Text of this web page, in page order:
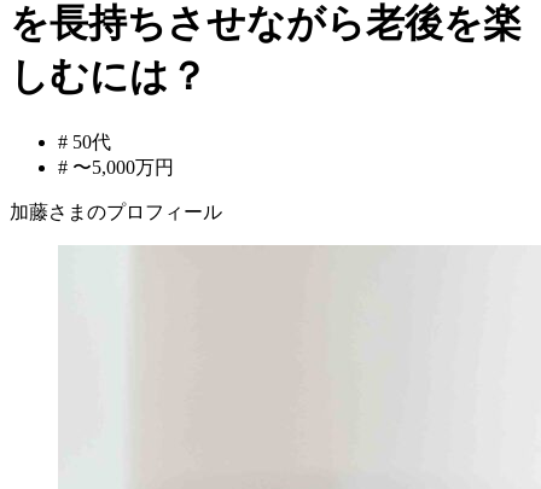
を長持ちさせながら老後を楽
しむには？
# 50代
# 〜5,000万円
加藤さまのプロフィール